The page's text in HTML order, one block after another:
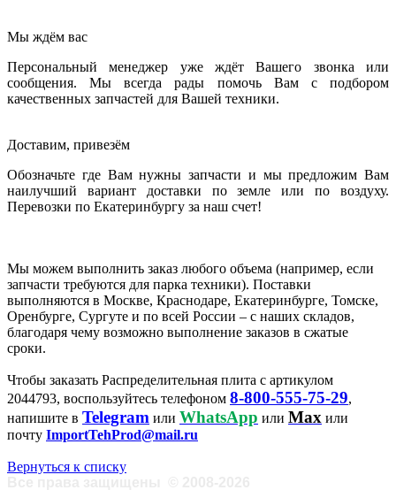
Мы ждём вас
Персональный менеджер уже ждёт Вашего звонка или
сообщения. Мы всегда рады помочь Вам с подбором
качественных запчастей для Вашей техники.
Доставим, привезём
Обозначьте где Вам нужны запчасти и мы предложим Вам
наилучший вариант доставки по земле или по воздуху.
Перевозки по Екатеринбургу за наш счет!
Мы можем выполнить заказ любого объема (например, если
запчасти требуются для парка техники). Поставки
выполняются в Москве, Краснодаре, Екатеринбурге, Томске,
Оренбурге, Сургуте и по всей России – с наших складов,
благодаря чему возможно выполнение заказов в сжатые
сроки.
Чтобы заказать Распределительная плита с артикулом
2044793, воспользуйтесь телефоном 8-800-555-75-29,
напишите в Telegram или WhatsApp или Max или
почту ImportTehProd@mail.ru
Вернуться к списку